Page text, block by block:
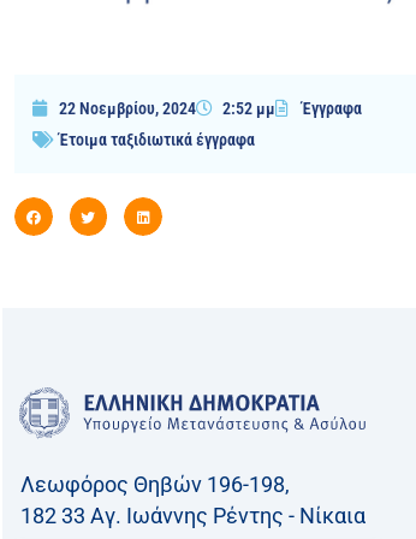
22 Νοεμβρίου, 2024 2:52 μμ
Έγγραφα
Έτοιμα ταξιδιωτικά έγγραφα
Λεωφόρος Θηβών 196-198,
182 33 Aγ. Ιωάννης Ρέντης - Νίκαια